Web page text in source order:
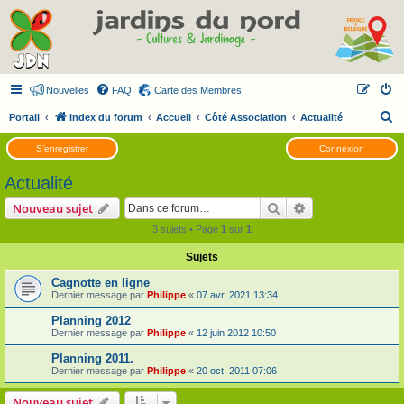
Nouvelles FAQ Carte des Membres
Portail Index du forum Accueil Côté Association Actualité
e
c
c
h
r
S’enregistrer Connexion
Actualité
Nouveau sujet Rechercher
3 sujets • Page 1 sur 1
Sujets
Cagnotte en ligne
Dernier message par Philippe « 07 avr. 2021 13:34
Planning 2012
Dernier message par Philippe « 12 juin 2012 10:50
Planning 2011.
Dernier message par Philippe « 20 oct. 2011 07:06